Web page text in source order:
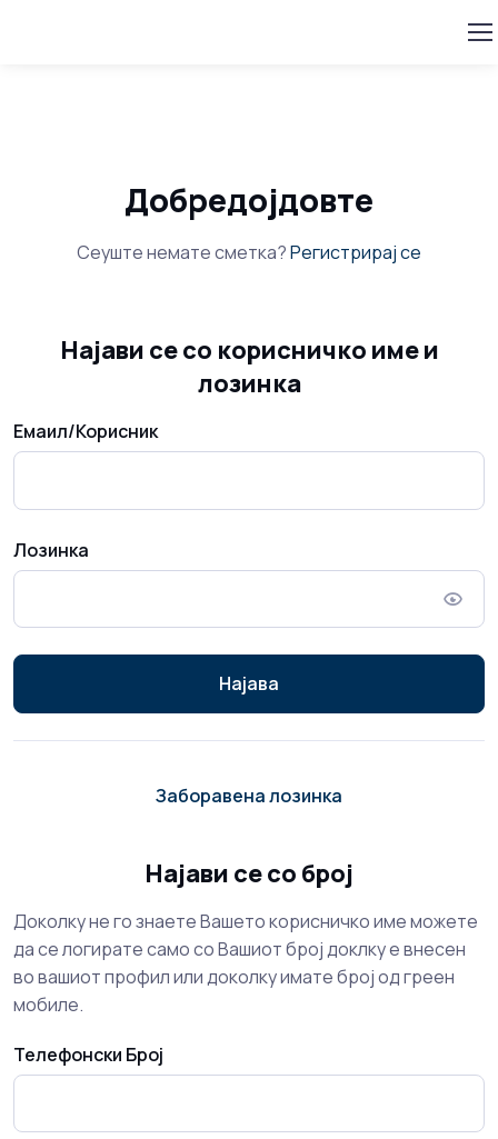
Добредојдовте
Сеуште немате сметка?Регистрирај се
Најави се со корисничко име и
лозинка
Емаил/Корисник
Лозинка
Најава
Заборавена лозинка
Најави се со број
Доколку не го знаете Вашето корисничко име можете
да се логирате само со Вашиот број доклку е внесен
во вашиот профил или доколку имате број од греен
мобиле.
Телефонски Број